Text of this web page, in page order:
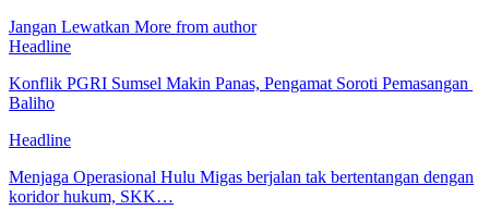
Jangan Lewatkan More from author
Headline
Konflik PGRI Sumsel Makin Panas, Pengamat Soroti Pemasangan
Baliho
Headline
Menjaga Operasional Hulu Migas berjalan tak bertentangan dengan
koridor hukum, SKK…